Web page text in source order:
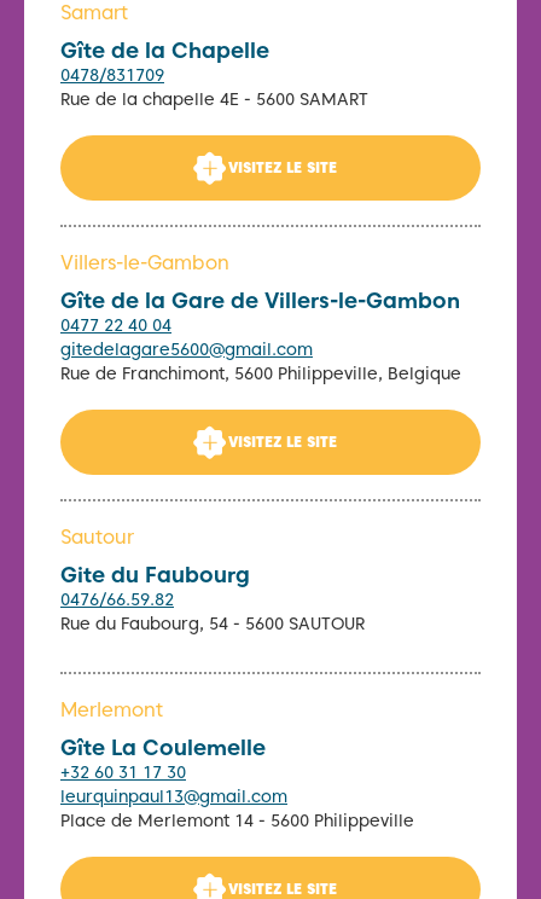
Samart
Gîte de la Chapelle
0478/831709
Rue de la chapelle 4E - 5600 SAMART
VISITEZ LE SITE
Villers-le-Gambon
Gîte de la Gare de Villers-le-Gambon
0477 22 40 04
gitedelagare5600@gmail.com
Rue de Franchimont, 5600 Philippeville, Belgique
VISITEZ LE SITE
Sautour
Gite du Faubourg
0476/66.59.82
Rue du Faubourg, 54 - 5600 SAUTOUR
Merlemont
Gîte La Coulemelle
+32 60 31 17 30
leurquinpaul13@gmail.com
Place de Merlemont 14 - 5600 Philippeville
VISITEZ LE SITE